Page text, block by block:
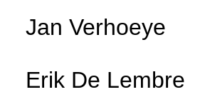
Jan Verhoeye
Erik De Lembre